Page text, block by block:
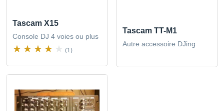
Tascam X15
Console DJ 4 voies ou plus
(1)
Tascam TT-M1
Autre accessoire DJing